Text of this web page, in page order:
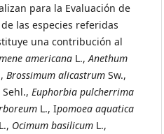
para la Evaluación de
las especies referidas
una contribución al
americana L., Anethum
Brossimum alicastrum Sw.,
Sehl., Euphorbia pulcherrima
L., Ipomoea aquatica
L., Ocimum basilicum L.,